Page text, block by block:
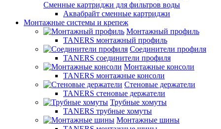
Сменные картриджи для фильтров воды
Аквабрайт сменные картриджи
Монтажные системы и крепеж
Монтажный профиль
TANERS монтажный профиль
Соединители профиля
TANERS соединители профиля
Монтажные консоли
TANERS монтажные консоли
Стеновые держатели
TANERS стеновые держатели
Трубные хомуты
TANERS трубные хомуты
Монтажные шины